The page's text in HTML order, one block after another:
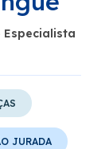
JURADA